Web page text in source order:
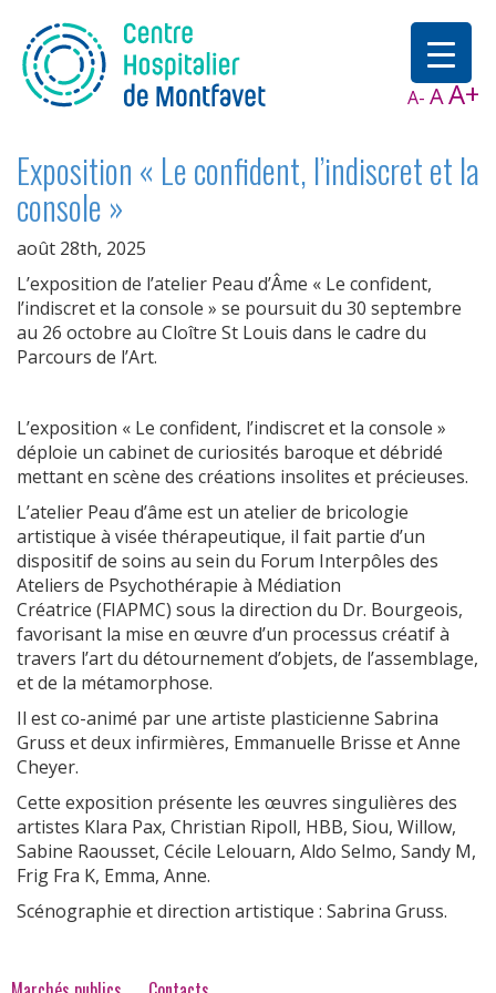
A- AA+
Exposition « Le confident, l’indiscret et la
console »
août 28th, 2025
L’exposition de l’atelier Peau d’Âme « Le confident,
l’indiscret et la console » se poursuit du 30 septembre
au 26 octobre au Cloître St Louis dans le cadre du
Parcours de l’Art.
L’exposition « Le confident, l’indiscret et la console »
déploie un cabinet de curiosités baroque et débridé
mettant en scène des créations insolites et précieuses.
L’atelier Peau d’âme est un atelier de bricologie
artistique à visée thérapeutique, il fait partie d’un
dispositif de soins au sein du Forum Interpôles des
Ateliers de Psychothérapie à Médiation
Créatrice (FIAPMC) sous la direction du Dr. Bourgeois,
favorisant la mise en œuvre d’un processus créatif à
travers l’art du détournement d’objets, de l’assemblage,
et de la métamorphose.
Il est co-animé par une artiste plasticienne Sabrina
Gruss et deux infirmières, Emmanuelle Brisse et Anne
Cheyer.
Cette exposition présente les œuvres singulières des
artistes Klara Pax, Christian Ripoll, HBB, Siou, Willow,
Sabine Raousset, Cécile Lelouarn, Aldo Selmo, Sandy M,
Frig Fra K, Emma, Anne.
Scénographie et direction artistique : Sabrina Gruss.